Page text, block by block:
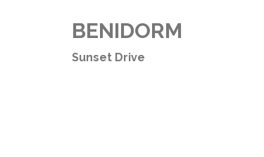
BENIDORM
Sunset Drive